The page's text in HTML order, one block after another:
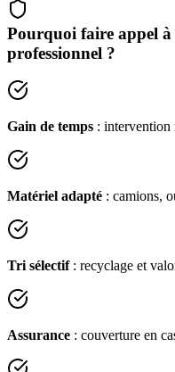
Pourquoi faire appel
professionnel ?
Gain de temps : intervention
Matériel adapté : camions,
Tri sélectif: recyclage et
Assurance : couverture en